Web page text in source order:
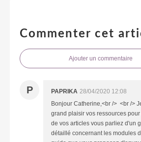
Commenter cet
Ajouter un commentaire
P PAPRIKA 28/04/2020 12:08
Bonjour Catherine,<br /> <br />
grand plaisir vos ressources
de vos articles vous parliez d'un
détaillé concernant les modules